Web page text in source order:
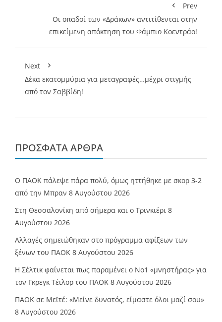
Prev
Οι οπαδοί των «Δράκων» αντιτίθενται στην
επικείμενη απόκτηση του Φάμπιο Κοεντράο!
Next
Δέκα εκατομμύρια για μεταγραφές…μέχρι στιγμής
από τον Σαββίδη!
ΠΡΌΣΦΑΤΑ ΆΡΘΡΑ
Ο ΠΑΟΚ πάλεψε πάρα πολύ, όμως ηττήθηκε με σκορ 3-2
από την Μπραν 8 Αυγούστου 2026
Στη Θεσσαλονίκη από σήμερα και ο Τρινκιέρι 8
Αυγούστου 2026
Αλλαγές σημειώθηκαν στο πρόγραμμα αφίξεων των
ξένων του ΠΑΟΚ 8 Αυγούστου 2026
Η Σέλτικ φαίνεται πως παραμένει ο Νο1 «μνηστήρας» για
τον Γκρεγκ Τέιλορ του ΠΑΟΚ 8 Αυγούστου 2026
ΠΑΟΚ σε Μεϊτέ: «Μείνε δυνατός, είμαστε όλοι μαζί σου»
8 Αυγούστου 2026